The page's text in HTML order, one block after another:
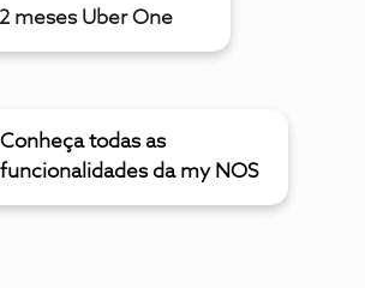
meses Uber One
Conheça todas as
funcionalidades da my NOS